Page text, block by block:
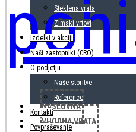
NASLOVNA
VHODNA VRATA
Steklena vrata
Zimski vrtovi
Izdelki v akciji
Naši zastopniki (CRO)
O podjetju
Naše storitve
Reference
Kontakti
Povpraševanje